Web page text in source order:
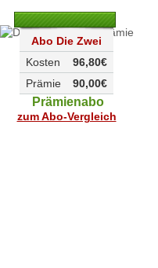
Abo Die Zwei
96,80€
Kosten
90,00€
Prämie
Prämienabo
zum Abo-Vergleich